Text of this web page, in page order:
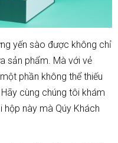
yến sào được không chỉ
sản phẩm. Mà với vẻ
phần không thể thiếu
cùng chúng tôi khám
hộp này mà Qúy Khách